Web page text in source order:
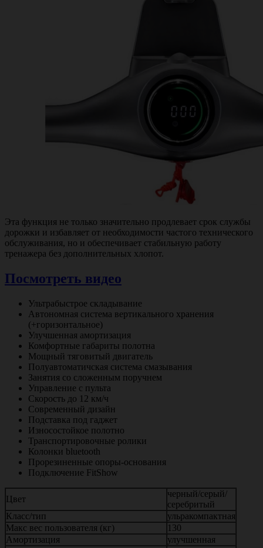
Эта функция не только значительно продлевает срок службы
дорожки и избавляет от необходимости частого технического
обслуживания, но и обеспечивает стабильную работу
тренажера без дополнительных хлопот.
Посмотреть видео
Ультрабыстрое складывание
Автономная система вертикального хранения
(+горизонтальное)
Улучшенная амортизация
Комфортные габариты полотна
Мощный тяговитый двигатель
Полуавтоматичская система смазывания
Занятия со сложенным поручнем
Управление с пульта
Скорость до 12 км/ч
Современный дизайн
Подставка под гаджет
Износостойкое полотно
Транспортировочные ролики
Колонки bluetooth
Прорезиненные опоры-основания
Подключение FitShow
Цвет
черный/серый/
серебритый
Класс/тип
ульракомпактная
Макс вес пользователя (кг)
130
Амортизация
улучшенная